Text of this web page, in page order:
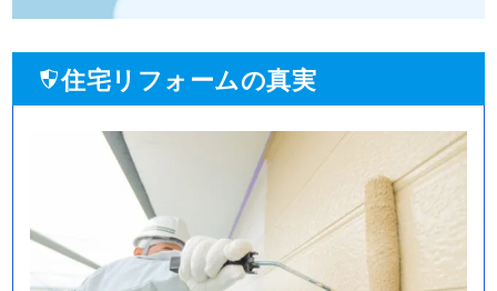
住宅リフォームの真実